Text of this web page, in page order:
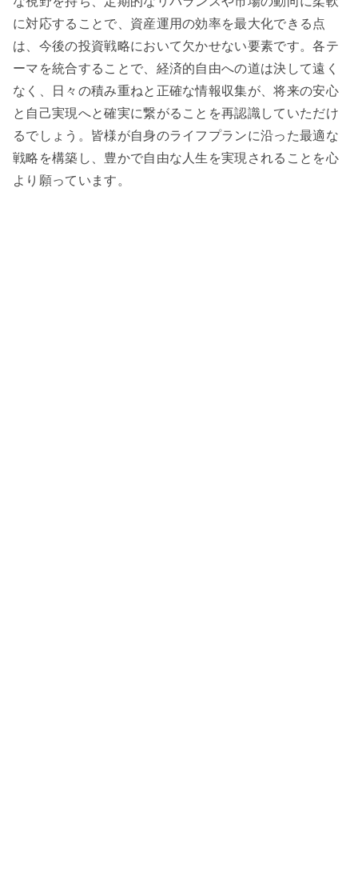
に対応することで、資産運用の効率を最大化できる点
は、今後の投資戦略において欠かせない要素です。各テ
ーマを統合することで、経済的自由への道は決して遠く
なく、日々の積み重ねと正確な情報収集が、将来の安心
と自己実現へと確実に繋がることを再認識していただけ
るでしょう。皆様が自身のライフプランに沿った最適な
戦略を構築し、豊かで自由な人生を実現されることを心
より願っています。